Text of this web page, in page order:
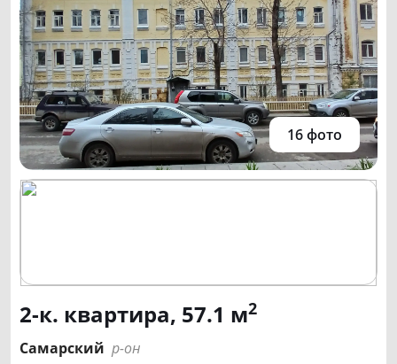
16 фото
2-к. квартира, 57.1 м2
Самарский р-он